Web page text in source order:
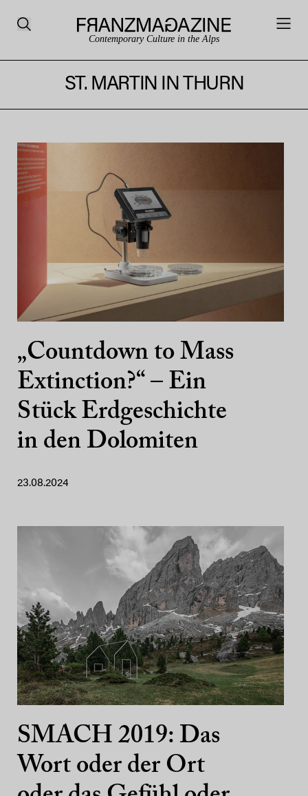
Contemporary Culture in the Alps
ST. MARTIN IN THURN
„Countdown to Mass
Extinction?“ – Ein
Stück Erdgeschichte
in den Dolomiten
23.08.2024
SMACH 2019: Das
Wort oder der Ort